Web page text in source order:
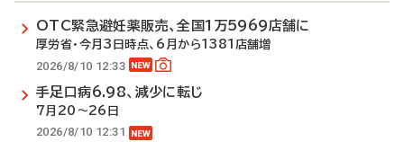
OTC緊急避妊薬販売、全国1万5969店舗に
厚労省・今月3日時点、6月から1381店舗増
2026/8/10 12:33
手足口病6.98、減少に転じ
7月20～26日
2026/8/10 12:31